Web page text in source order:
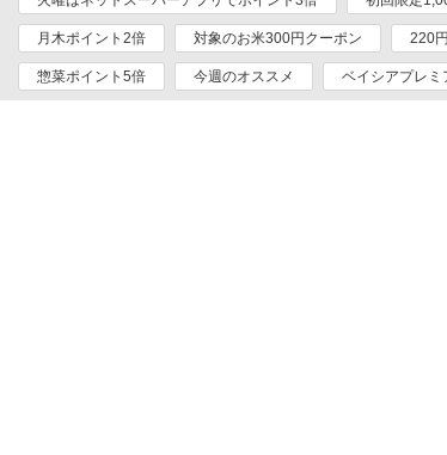
月木ポイント2倍 対象のお米300円クーポン 220
惣菜ポイント5倍 今週のオススメ ベイシアプレミ